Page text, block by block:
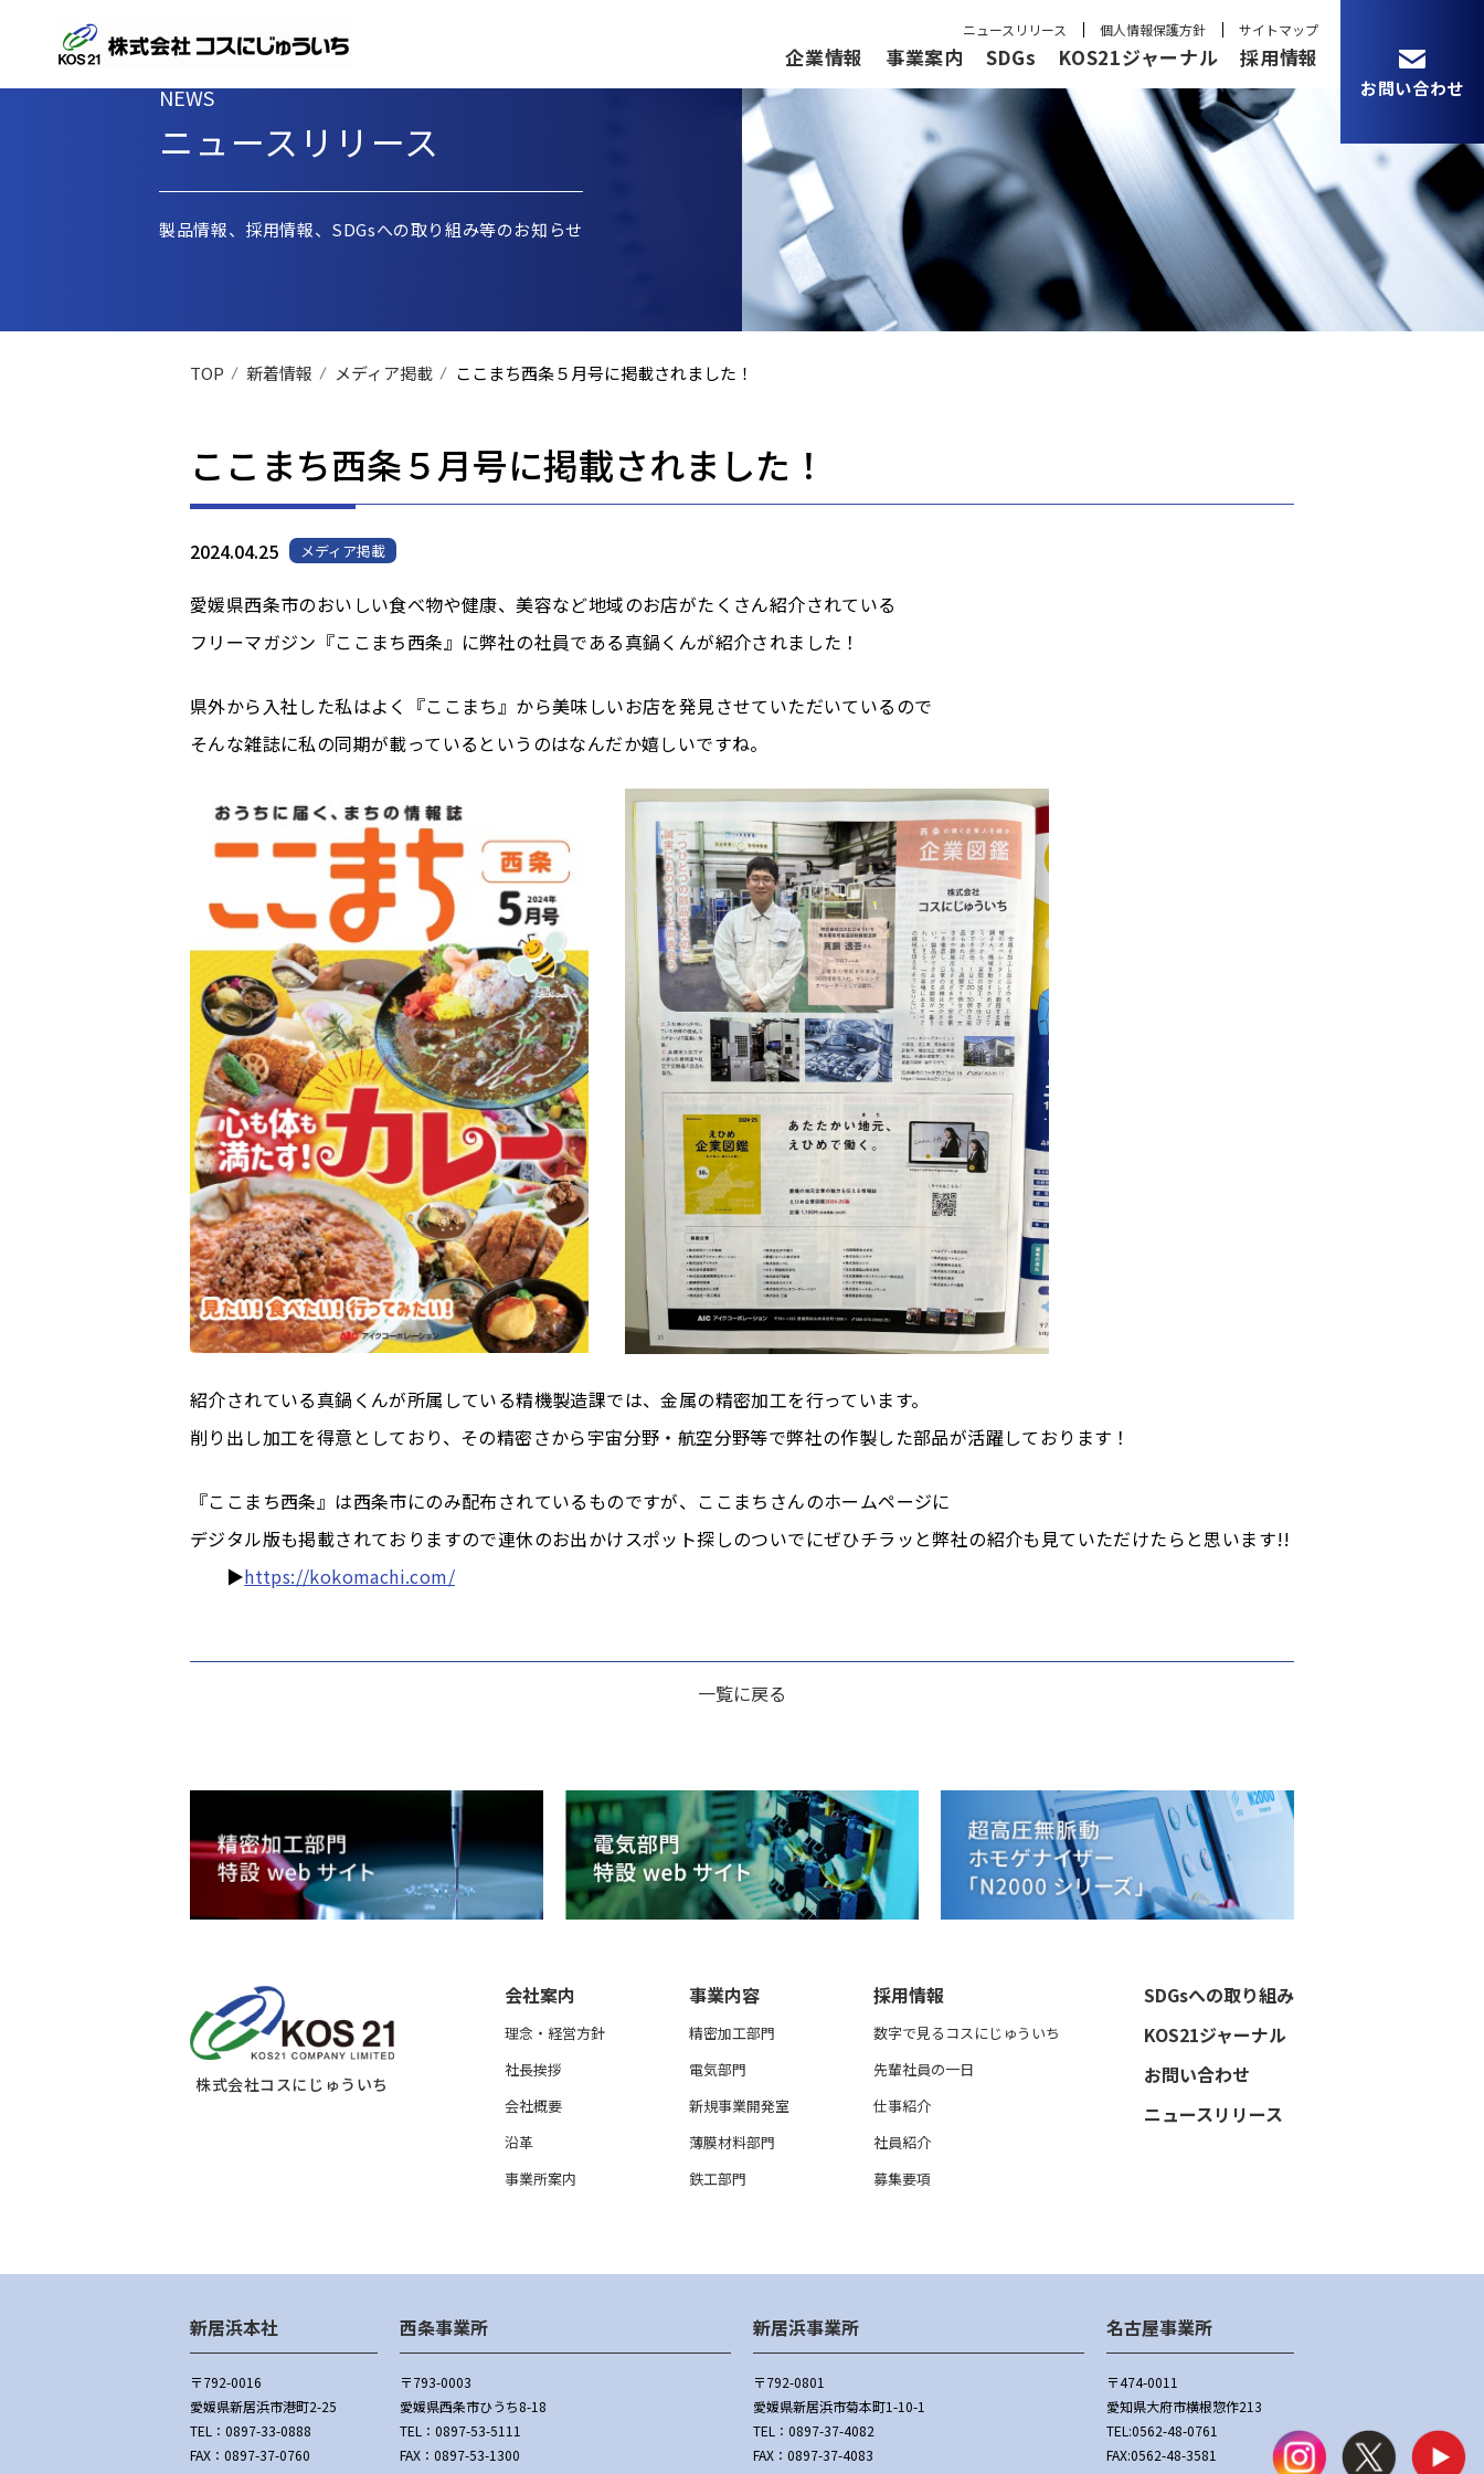
ニュースリリース 個人情報保護方針 サイトマップ
企業情報 事業案内 SDGs KOS21ジャーナル 採用情報
お問い合わせ
NEWS
ニュースリリース
製品情報、採用情報、SDGsへの取り組み等のお知らせ
TOP 新着情報 メディア掲載 ここまち西条５月号に掲載されました！
ここまち西条５月号に掲載されました！
2024.04.25 メディア掲載
愛媛県西条市のおいしい食べ物や健康、美容など地域のお店がたくさん紹介されている
フリーマガジン『ここまち西条』に弊社の社員である真鍋くんが紹介されました！
県外から入社した私はよく『ここまち』から美味しいお店を発見させていただいているので
そんな雑誌に私の同期が載っているというのはなんだか嬉しいですね。
紹介されている真鍋くんが所属している精機製造課では、金属の精密加工を行っています。
削り出し加工を得意としており、その精密さから宇宙分野・航空分野等で弊社の作製した部品が活躍しております！
『ここまち西条』は西条市にのみ配布されているものですが、ここまちさんのホームページに
デジタル版も掲載されておりますので連休のお出かけスポット探しのついでにぜひチラッと弊社の紹介も見ていただけたらと思います!!
▶https://kokomachi.com/
一覧に戻る
株式会社コスにじゅういち
会社案内
理念・経営方針
社長挨拶
会社概要
沿革
事業所案内
事業内容
精密加工部門
電気部門
新規事業開発室
薄膜材料部門
鉄工部門
採用情報
数字で見るコスにじゅういち
先輩社員の一日
仕事紹介
社員紹介
募集要項
SDGsへの取り組み
KOS21ジャーナル
お問い合わせ
ニュースリリース
新居浜本社
〒792-0016
愛媛県新居浜市港町2-25
TEL： 0897-33-0888
FAX：0897-37-0760
西条事業所
〒793-0003
愛媛県西条市ひうち8-18
TEL： 0897-53-5111
FAX：0897-53-1300
新居浜事業所
〒792-0801
愛媛県新居浜市菊本町1-10-1
TEL： 0897-37-4082
FAX：0897-37-4083
名古屋事業所
〒474-0011
愛知県大府市横根惣作213
TEL:0562-48-0761
FAX:0562-48-3581